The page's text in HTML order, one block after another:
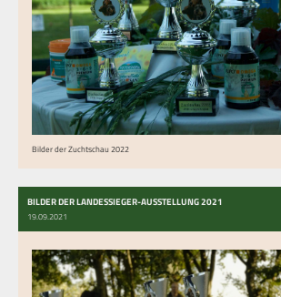
Bilder der Zuchtschau 2022
BILDER DER LANDESSIEGER-AUSSTELLUNG 2021
19.09.2021